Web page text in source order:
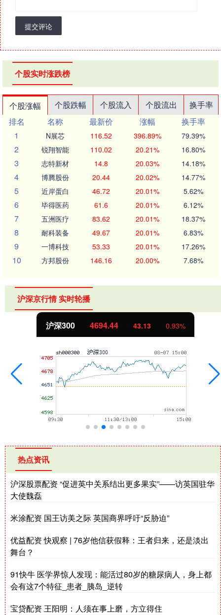
提交评论
个股实时涨跌榜
个股涨幅 个股跌幅 个股流入 个股流出
换手率
排名
名称 最新价 涨幅
换手率
1
N展芯 116.52 396.89% 79.39%
2 锐翔智能 110.02 20.21% 16.80%
3 志特新材 14.8 20.03% 14.18%
4 博腾股份 20.44 20.02% 14.77%
5 近岸蛋白 46.72 20.01% 5.62%
6 毕得医药 61.6 20.01% 6.12%
7 五洲医疗 83.62 20.01% 18.37%
8 耐科装备 49.67 20.01% 6.83%
9 一博科技 53.33 20.01% 17.26%
10 方邦股份 146.16 20.00% 7.68%
沪深京行情 实时轮播
北证50 1134.24 11.37 1.01%
热点资讯
沪深股票配资 “促进英中关系结出更多果实”——访英国驻华
大使魏磊
米涂配资 国王访美之际 英国商界呼吁“反胁迫”
优益配资 快观察 | 76岁他信获假释：王者归来，还是淡出
舞台？
91快牛 医学界惊人发现：能活过80岁的糖尿病人，身上都
会有这7个特征_患者_胰岛_逆转
宝贷配资 王阳明：人须在事上磨，方立得住